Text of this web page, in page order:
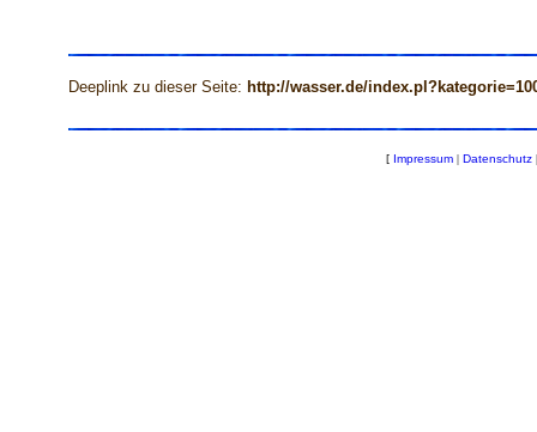
Deeplink zu dieser Seite: http://wasser.de/
[ Impressum | Datenschutz